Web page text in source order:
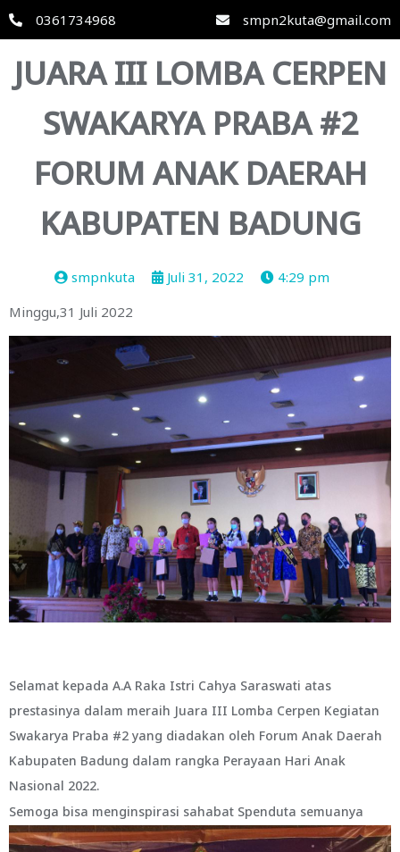
0361734968 smpn2kuta@gmail.com
JUARA III LOMBA CERPEN
SWAKARYA PRABA #2
FORUM ANAK DAERAH
KABUPATEN BADUNG
smpnkuta Juli 31, 2022
4:29 pm
Minggu,31 Juli 2022
Selamat kepada A.A Raka Istri Cahya Saraswati atas
prestasinya dalam meraih Juara III Lomba Cerpen Kegiatan
Swakarya Praba #2 yang diadakan oleh Forum Anak Daerah
Kabupaten Badung dalam rangka Perayaan Hari Anak
Nasional 2022.
Semoga bisa menginspirasi sahabat Spenduta semuanya